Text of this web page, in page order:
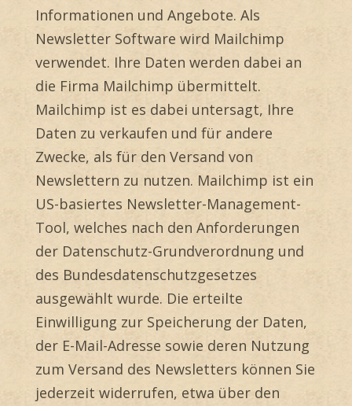
Informationen und Angebote. Als
Newsletter Software wird Mailchimp
verwendet. Ihre Daten werden dabei an
die Firma Mailchimp übermittelt.
Mailchimp ist es dabei untersagt, Ihre
Daten zu verkaufen und für andere
Zwecke, als für den Versand von
Newslettern zu nutzen. Mailchimp ist ein
US-basiertes Newsletter-Management-
Tool, welches nach den Anforderungen
der Datenschutz-Grundverordnung und
des Bundesdatenschutzgesetzes
ausgewählt wurde. Die erteilte
Einwilligung zur Speicherung der Daten,
der E-Mail-Adresse sowie deren Nutzung
zum Versand des Newsletters können Sie
jederzeit widerrufen, etwa über den